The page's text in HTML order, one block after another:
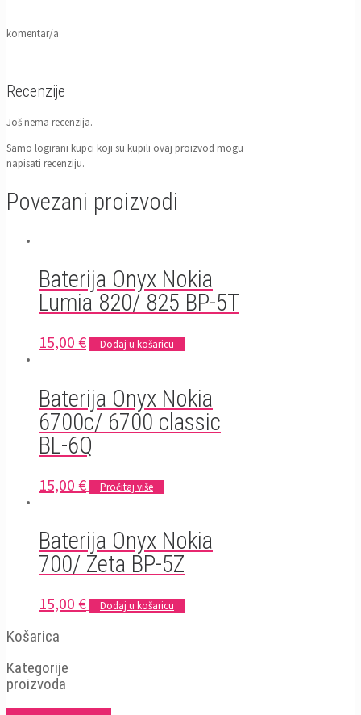
komentar/a
Recenzije
Još nema recenzija.
Samo logirani kupci koji su kupili ovaj proizvod mogu
napisati recenziju.
Povezani proizvodi
Baterija Onyx Nokia
Lumia 820/ 825 BP-5T
15,00 € Dodaj u košaricu
Baterija Onyx Nokia
6700c/ 6700 classic
BL-6Q
15,00 € Pročitaj više
Baterija Onyx Nokia
700/ Zeta BP-5Z
15,00 € Dodaj u košaricu
Košarica
Kategorije
proizvoda